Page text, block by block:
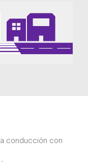
conducción con